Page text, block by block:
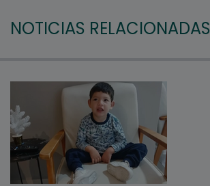
NOTICIAS RELACIONADAS